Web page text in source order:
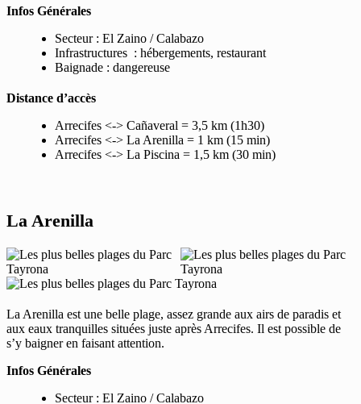
Infos Générales
Secteur : El Zaino / Calabazo
Infrastructures : hébergements, restaurant
Baignade : dangereuse
Distance d’accès
Arrecifes <-> Cañaveral = 3,5 km (1h30)
Arrecifes <-> La Arenilla = 1 km (15 min)
Arrecifes <-> La Piscina = 1,5 km (30 min)
La Arenilla
La Arenilla est une belle plage, assez grande aux airs de paradis et
aux eaux tranquilles situées juste après Arrecifes. Il est possible de
s’y baigner en faisant attention.
Infos Générales
Secteur : El Zaino / Calabazo